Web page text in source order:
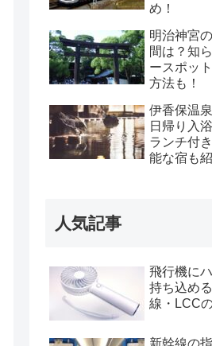
め！
明治神宮
間は？知
ースポッ
方法も！
伊香保温
日帰り入
ランチ付
能な宿も紹
人気記事
飛行機に
持ち込め
線・LCC